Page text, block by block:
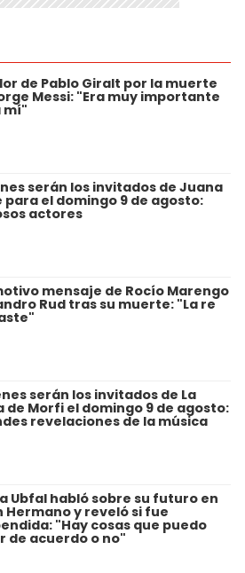
de Pablo Giralt por la muerte
Messi: "Era muy importante
mí"
serán los invitados de Juana
para el domingo 9 de agosto:
actores
mensaje de Rocío Marengo
Rud tras su muerte: "La re
serán los invitados de La
de Morfi el domingo 9 de agosto:
revelaciones de la música
Ubfal habló sobre su futuro en
Hermano y reveló si fue
"Hay cosas que puedo
de acuerdo o no"